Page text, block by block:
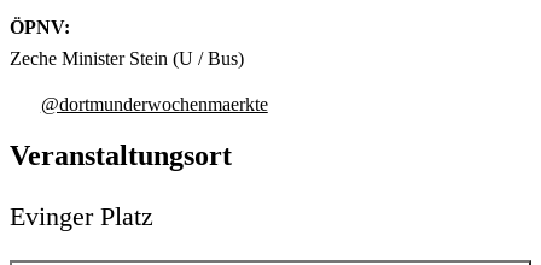
ÖPNV:
Zeche Minister Stein (U / Bus)
@dortmunderwochenmaerkte
Veranstaltungsort
Evinger Platz